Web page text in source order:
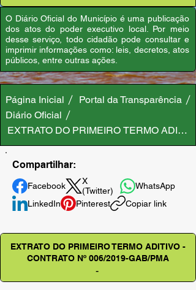
O Diário Oficial do Município é uma publicação
dos atos do poder executivo local. Por meio
desse serviço, todo cidadão pode consultar e
imprimir informações como: leis, decretos, atos
públicos, entre outras ações.
Página Inicial
Portal da Transparência
Diário Oficial
EXTRATO DO PRIMEIRO TERMO
Compartilhar:
Facebook
X
(Twitter)
WhatsApp
LinkedIn
Pinterest Copiar link
EXTRATO DO PRIMEIRO TERMO ADITIVO -
CONTRATO Nº 006/2019-GAB/PMA
-